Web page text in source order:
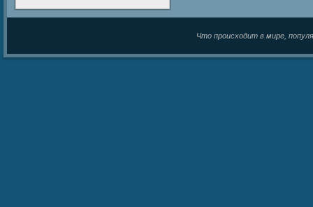
Что происходит в мире,